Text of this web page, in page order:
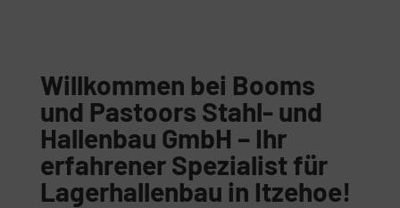
Willkommen bei Booms
und Pastoors Stahl- und
Hallenbau GmbH – Ihr
erfahrener Spezialist für
Lagerhallenbau in Itzehoe!